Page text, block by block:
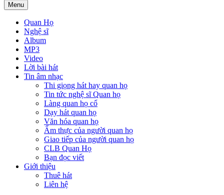
Menu
Quan Họ
Nghệ sĩ
Album
MP3
Video
Lời bài hát
Tin âm nhạc
Thi giọng hát hay quan họ
Tin tức nghệ sĩ Quan họ
Làng quan họ cổ
Dạy hát quan họ
Văn hóa quan họ
Ẩm thực của người quan họ
Giao tiếp của người quan họ
CLB Quan Họ
Bạn đọc viết
Giới thiệu
Thuê hát
Liên hệ